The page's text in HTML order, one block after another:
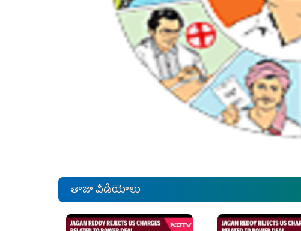
తాజా వీడియోలు